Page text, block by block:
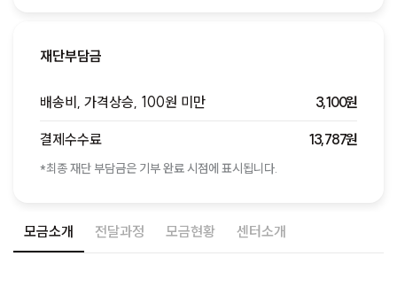
모금소개 전달과정 모금현황 센터소개
재단부담금
배송비, 가격상승, 100원 미만 3,100원
결제수수료 13,787원
*최종 재단 부담금은 기부 완료 시점에 표시됩니다.